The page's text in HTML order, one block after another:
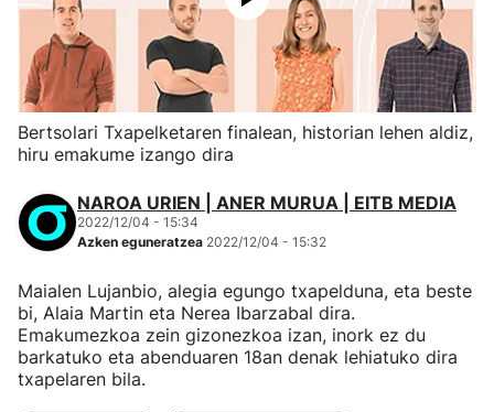
Bertsolari Txapelketaren finalean, historian lehen aldiz,
hiru emakume izango dira
NAROA URIEN | ANER MURUA | EITB MEDIA
2022/12/04 - 15:34
Azken eguneratzea 2022/12/04 - 15:32
Maialen Lujanbio, alegia egungo txapelduna, eta beste
bi, Alaia Martin eta Nerea Ibarzabal dira.
Emakumezkoa zein gizonezkoa izan, inork ez du
barkatuko eta abenduaren 18an denak lehiatuko dira
txapelaren bila.